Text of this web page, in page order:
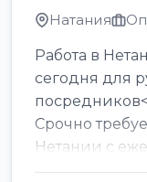
Натания
Работа в
сегодня для
Срочно
Нетании с
оплатой<br />